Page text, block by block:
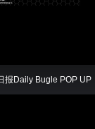
报Daily Bugle POP UP